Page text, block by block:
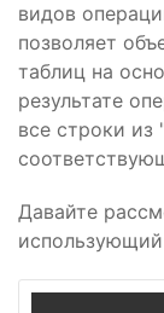
видов
позволяет
таблиц на
результате
все строки из
Давайте